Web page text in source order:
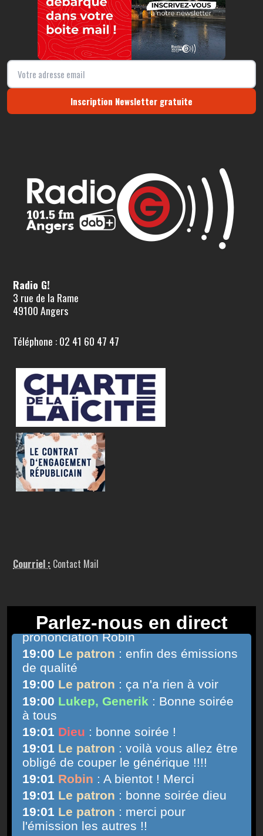
Inscription Newsletter gratuite
Radio G!
3 rue de la Rame
49100 Angers
Téléphone : 02 41 60 47 47
Courriel : Contact Mail